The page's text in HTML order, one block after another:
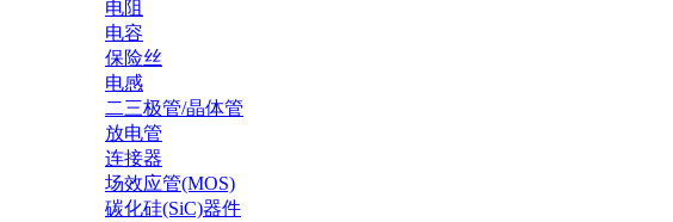
电阻
电容
保险丝
电感
二三极管/晶体管
放电管
连接器
场效应管(MOS)
碳化硅(SiC)器件